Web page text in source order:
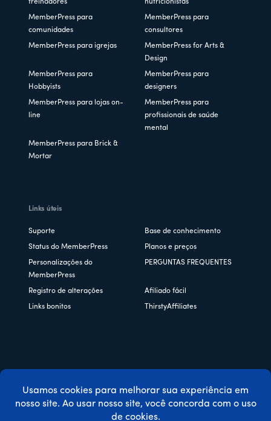
treinadores
nutricionistas
MemberPress para
comunidades
MemberPress para
consultores
MemberPress para igrejas
MemberPress for Arts &
Design
MemberPress para
Hobbyists
MemberPress para
designers
MemberPress para lojas on-
line
MemberPress para
profissionais de saúde
mental
MemberPress para Brick &
Mortar
Links úteis
Suporte Base de conhecimento
Status do MemberPress Planos e preços
Personalizações do
MemberPress
PERGUNTAS FREQUENTES
Registro de alterações Afiliado fácil
Links bonitos ThirstyAffiliates
Copyright © 2026 Caseproof, LLC. Todos os direitos